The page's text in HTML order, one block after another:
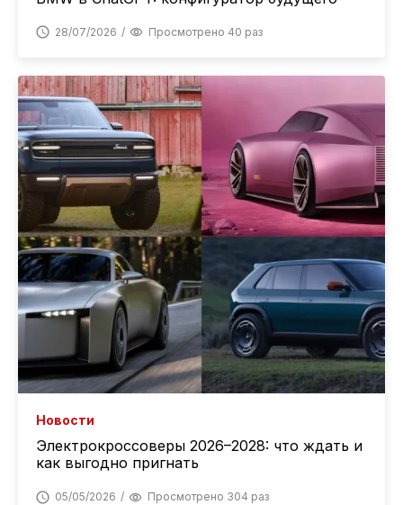
28/07/2026 Просмотрено 40 раз
Новости
Электрокроссоверы 2026–2028: что ждать и
как выгодно пригнать
05/05/2026 Просмотрено 304 раз